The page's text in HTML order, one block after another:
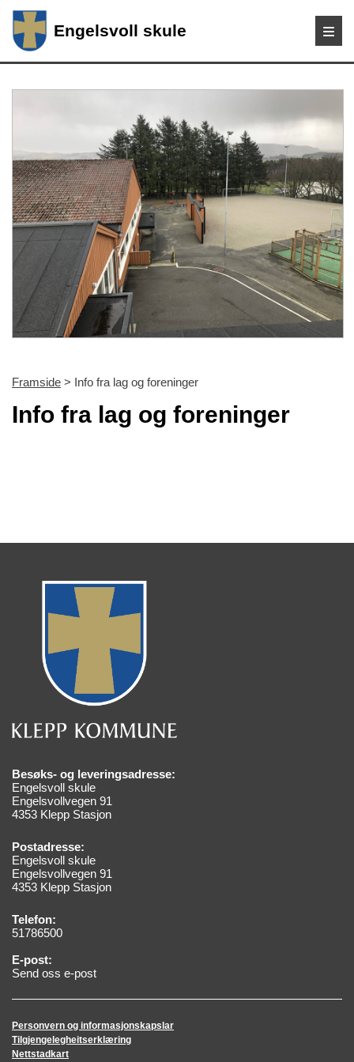
Engelsvoll skule
Framside > Info fra lag og foreninger
Info fra lag og foreninger
Besøks- og leveringsadresse:
Engelsvoll skule
Engelsvollvegen 91
4353 Klepp Stasjon
Postadresse:
Engelsvoll skule
Engelsvollvegen 91
4353 Klepp Stasjon
Telefon:
51786500
E-post:
Send oss e-post
Personvern og informasjonskapslar
Tilgjengelegheitserklæring
Nettstadkart